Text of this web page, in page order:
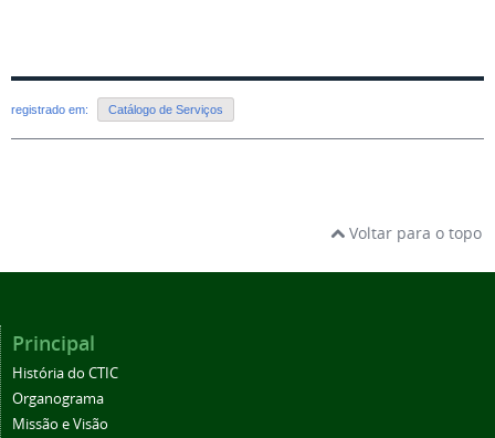
registrado em: Catálogo de Serviços
Voltar para o topo
Principal
História do CTIC
Organograma
Missão e Visão